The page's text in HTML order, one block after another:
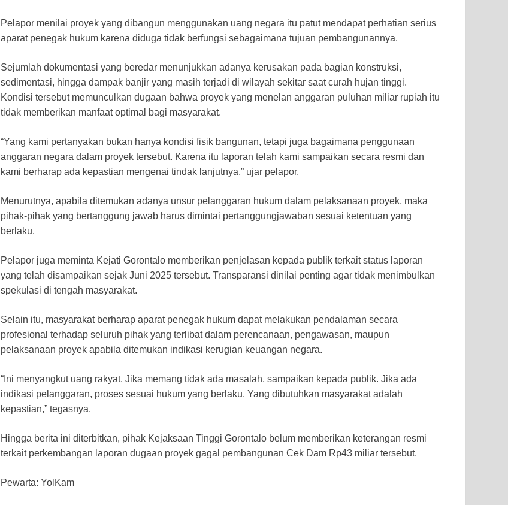
Pelapor menilai proyek yang dibangun menggunakan uang negara itu patut mendapat perhatian serius
aparat penegak hukum karena diduga tidak berfungsi sebagaimana tujuan pembangunannya.
Sejumlah dokumentasi yang beredar menunjukkan adanya kerusakan pada bagian konstruksi,
sedimentasi, hingga dampak banjir yang masih terjadi di wilayah sekitar saat curah hujan tinggi.
Kondisi tersebut memunculkan dugaan bahwa proyek yang menelan anggaran puluhan miliar rupiah itu
tidak memberikan manfaat optimal bagi masyarakat.
“Yang kami pertanyakan bukan hanya kondisi fisik bangunan, tetapi juga bagaimana penggunaan
anggaran negara dalam proyek tersebut. Karena itu laporan telah kami sampaikan secara resmi dan
kami berharap ada kepastian mengenai tindak lanjutnya,” ujar pelapor.
Menurutnya, apabila ditemukan adanya unsur pelanggaran hukum dalam pelaksanaan proyek, maka
pihak-pihak yang bertanggung jawab harus dimintai pertanggungjawaban sesuai ketentuan yang
berlaku.
Pelapor juga meminta Kejati Gorontalo memberikan penjelasan kepada publik terkait status laporan
yang telah disampaikan sejak Juni 2025 tersebut. Transparansi dinilai penting agar tidak menimbulkan
spekulasi di tengah masyarakat.
Selain itu, masyarakat berharap aparat penegak hukum dapat melakukan pendalaman secara
profesional terhadap seluruh pihak yang terlibat dalam perencanaan, pengawasan, maupun
pelaksanaan proyek apabila ditemukan indikasi kerugian keuangan negara.
“Ini menyangkut uang rakyat. Jika memang tidak ada masalah, sampaikan kepada publik. Jika ada
indikasi pelanggaran, proses sesuai hukum yang berlaku. Yang dibutuhkan masyarakat adalah
kepastian,” tegasnya.
Hingga berita ini diterbitkan, pihak Kejaksaan Tinggi Gorontalo belum memberikan keterangan resmi
terkait perkembangan laporan dugaan proyek gagal pembangunan Cek Dam Rp43 miliar tersebut.
Pewarta: YolKam